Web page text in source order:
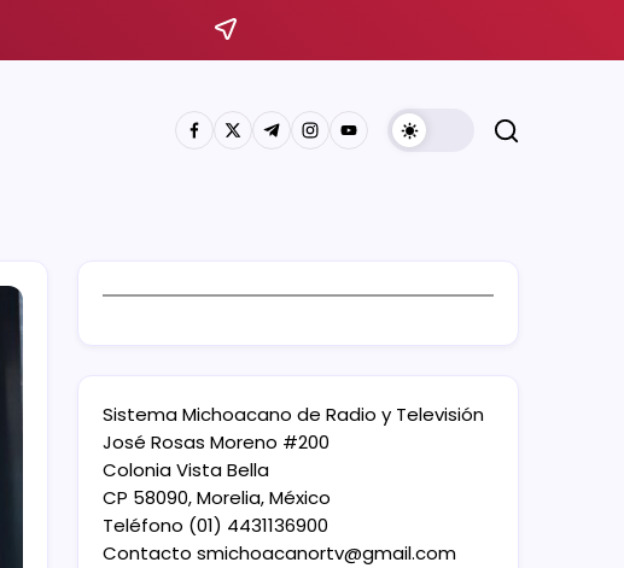
Sistema Michoacano de Radio y Televisión
José Rosas Moreno #200
Colonia Vista Bella
CP 58090, Morelia, México
Teléfono (01) 4431136900
Contacto smichoacanortv@gmail.com